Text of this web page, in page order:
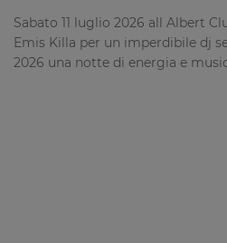
Sabato 11 luglio 2026 all Albert
Emis Killa per un imperdibile dj
2026 una notte di energia e